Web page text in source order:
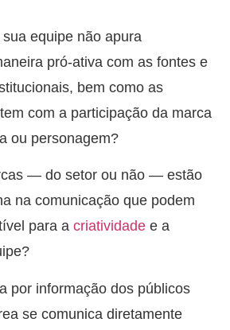
equipe não apura
pró-ativa com as fontes e
bem como as
com a participação da marca
ou personagem?
— do setor ou não — estão
na comunicação que podem
para a criatividade e a
por informação dos públicos
se comunica diretamente